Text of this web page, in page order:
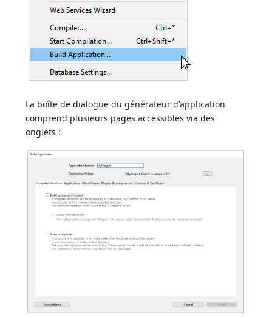
La boîte de dialogue du générateur d'application
comprend plusieurs pages accessibles via des
onglets :